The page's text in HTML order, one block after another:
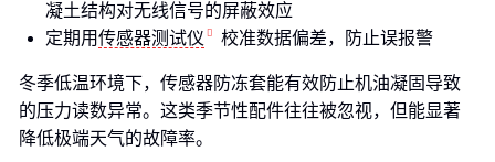
凝土结构对无线信号的屏蔽效应
定期用传感器测试仪 校准数据偏差，防止误报警
冬季低温环境下，传感器防冻套能有效防止机油凝固导致
的压力读数异常。这类季节性配件往往被忽视，但能显著
降低极端天气的故障率。